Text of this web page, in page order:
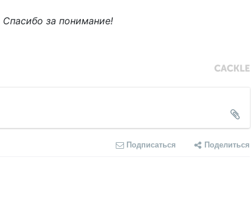
Спасибо за понимание!
Подписаться Поделиться